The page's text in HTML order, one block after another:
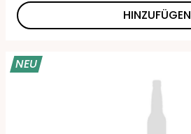
HINZUFÜGEN
NEU